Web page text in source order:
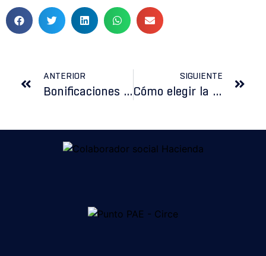
ANTERIOR
Bonificaciones y subvenciones activas para empresas y autónomos en 2025
SIGUIENTE
Cómo elegir la mejor forma jurídica para tu negocio en España: autónomo, SL, cooperativa o comunidad de bienes